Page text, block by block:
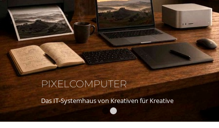
PIXELCOMPUTER
Das IT-Systemhaus von Kreativen für Kreative